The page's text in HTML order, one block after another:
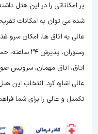
پر امکاناتی را در این هتل
شده می توان به امکانات
رستوران،
اتاق، اتاق مهمان، سرویس
عالی اشاره کرد. انتخاب این
تکمیل و عالی را برای شما